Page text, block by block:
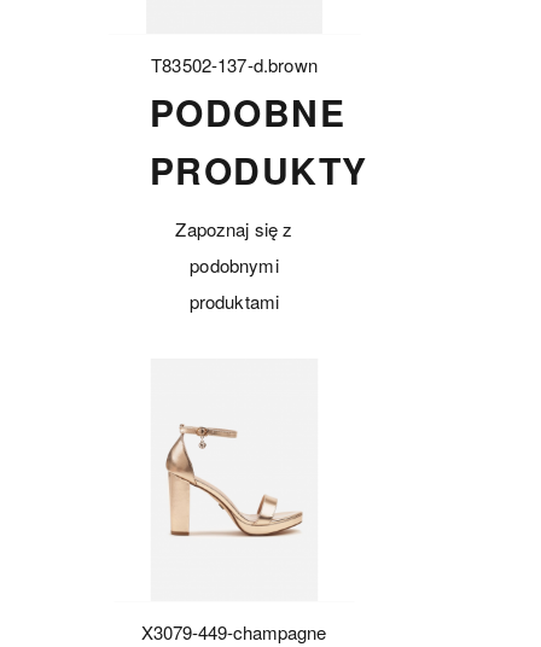
T83502-137-d.brown
PODOBNE
PRODUKTY
Zapoznaj się z
podobnymi
produktami
X3079-449-champagne